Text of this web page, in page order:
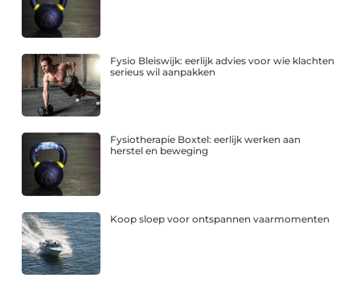
Fysio Bleiswijk: eerlijk advies voor wie klachten
serieus wil aanpakken
Fysiotherapie Boxtel: eerlijk werken aan
herstel en beweging
Koop sloep voor ontspannen vaarmomenten